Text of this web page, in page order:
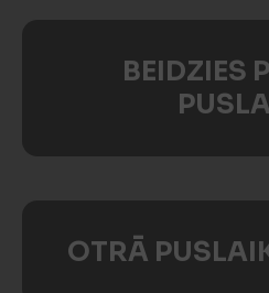
BEIDZIES
OTRĀ